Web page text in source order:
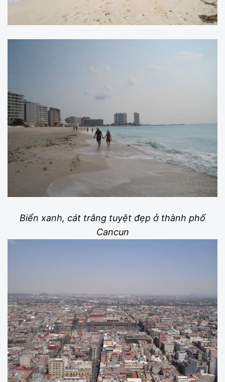
Biển xanh, cát trắng tuyệt đẹp ở thành phố
Cancun